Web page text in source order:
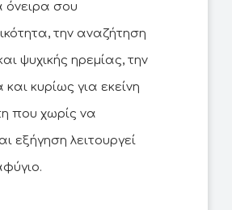
όνειρα σου
την αναζήτηση
ψυχικής ηρεμίας, την
κυρίως για εκείνη
που χωρίς να
εξήγηση λειτουργεί